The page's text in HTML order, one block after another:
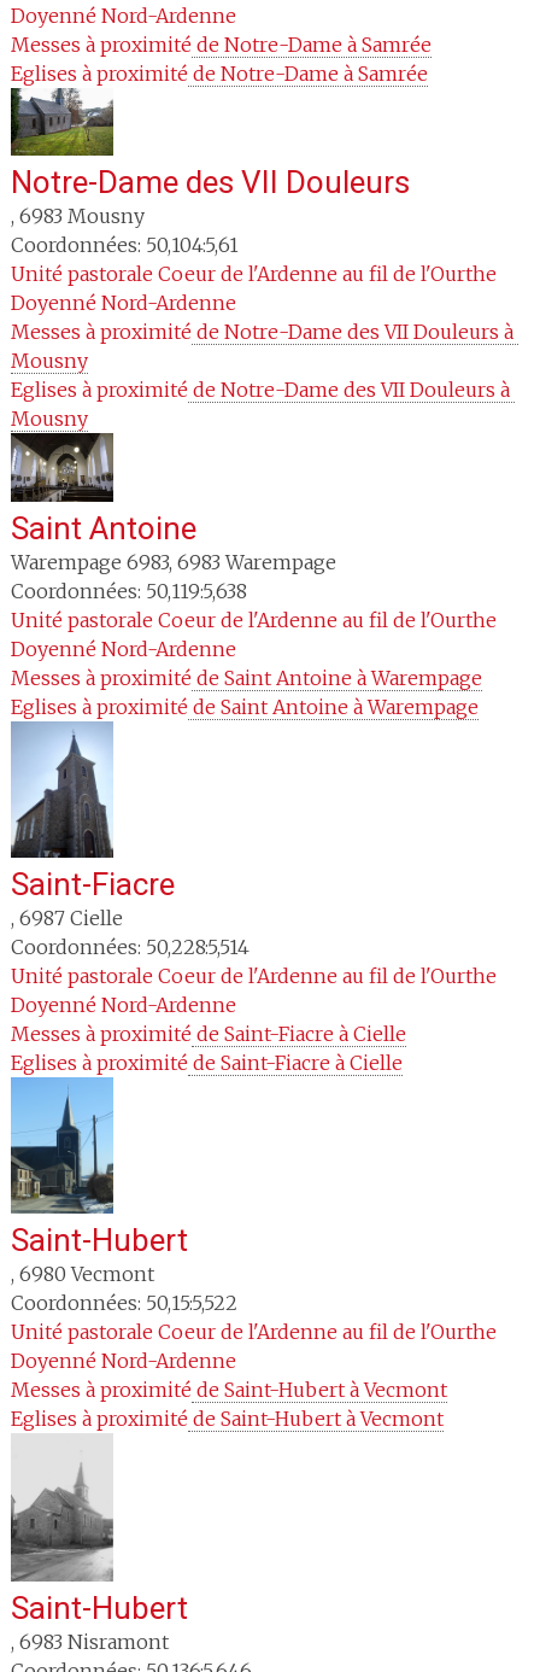
Doyenné Nord-Ardenne
Messes à proximité de Notre-Dame à Samrée
Eglises à proximité de Notre-Dame à Samrée
Notre-Dame des VII Douleurs
, 6983 Mousny
Coordonnées: 50,104:5,61
Unité pastorale Coeur de l'Ardenne au fil de l'Ourthe
Doyenné Nord-Ardenne
Messes à proximité de Notre-Dame des VII Douleurs à
Mousny
Eglises à proximité de Notre-Dame des VII Douleurs à
Mousny
Saint Antoine
Warempage 6983, 6983 Warempage
Coordonnées: 50,119:5,638
Unité pastorale Coeur de l'Ardenne au fil de l'Ourthe
Doyenné Nord-Ardenne
Messes à proximité de Saint Antoine à Warempage
Eglises à proximité de Saint Antoine à Warempage
Saint-Fiacre
, 6987 Cielle
Coordonnées: 50,228:5,514
Unité pastorale Coeur de l'Ardenne au fil de l'Ourthe
Doyenné Nord-Ardenne
Messes à proximité de Saint-Fiacre à Cielle
Eglises à proximité de Saint-Fiacre à Cielle
Saint-Hubert
, 6980 Vecmont
Coordonnées: 50,15:5,522
Unité pastorale Coeur de l'Ardenne au fil de l'Ourthe
Doyenné Nord-Ardenne
Messes à proximité de Saint-Hubert à Vecmont
Eglises à proximité de Saint-Hubert à Vecmont
Saint-Hubert
, 6983 Nisramont